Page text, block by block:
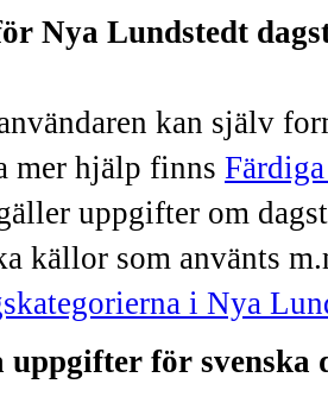
Nya Lundstedt
kan själv
mer hjälp finns
uppgifter om
källor som använts
i Nya
för svenska